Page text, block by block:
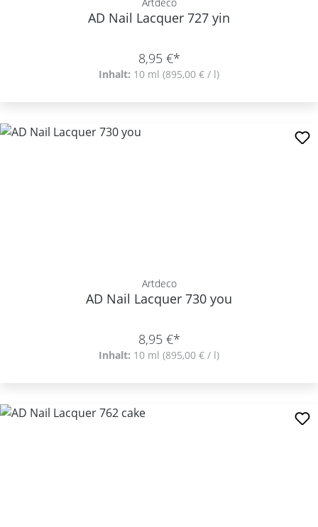
AD Nail Lacquer 727 yin
8,95 €*
Inhalt: 10 ml (895,00 € / l)
Artdeco
AD Nail Lacquer 730 you
8,95 €*
Inhalt: 10 ml (895,00 € / l)